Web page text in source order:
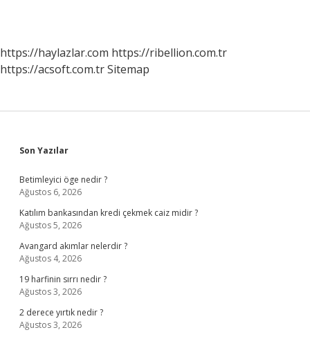
https://haylazlar.com https://ribellion.com.tr
https://acsoft.com.trSitemap
Sidebar
Son Yazılar
Betimleyici öge nedir ?
Ağustos 6, 2026
Katılım bankasından kredi çekmek caiz midir ?
Ağustos 5, 2026
Avangard akımlar nelerdir ?
Ağustos 4, 2026
19 harfinin sırrı nedir ?
Ağustos 3, 2026
2 derece yırtık nedir ?
Ağustos 3, 2026